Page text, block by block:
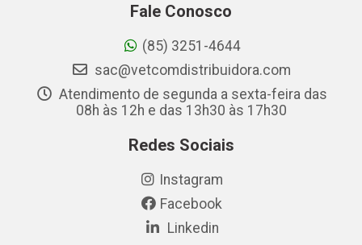
Fale Conosco
(85) 3251-4644
sac@vetcomdistribuidora.com
Atendimento de segunda a sexta-feira das
08h às 12h e das 13h30 às 17h30
Redes Sociais
Instagram
Facebook
Linkedin